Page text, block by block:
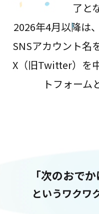
了と
2026年4月以降は
SNSアカウント名
X（旧Twitter）を
トフォーム
「次のおで
というワクワ